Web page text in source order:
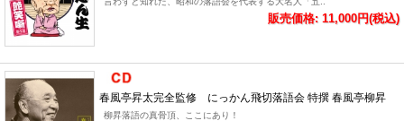
販売価格: 11,000円(税込)
春風亭昇太完全監修 にっかん飛切落語会 特撰 春風亭柳昇
柳昇落語の真骨頂、ここにあり！